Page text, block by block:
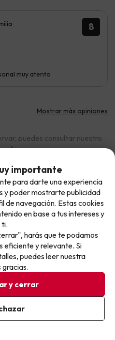
8
muy atento
Mostrar más opiniones
puedes consultar nuestro
.
al siguiente.
pero cada día lanzamos
viajar mejor y pagar
no se te escape.
suscrito
y estar de acuerdo con la
grupo Viajes Para Ti S.L.U.
líder de viajes a la nieve en
de hoteles con más
disponibles para
por todo el mundo.
importante
para darte una experiencia
y poder mostrarte publicidad
de navegación. Estas cookies
en base a tus intereses y
harás que te podamos
eficiente y relevante. Si
puedes leer nuestra
gracias.
y cerrar